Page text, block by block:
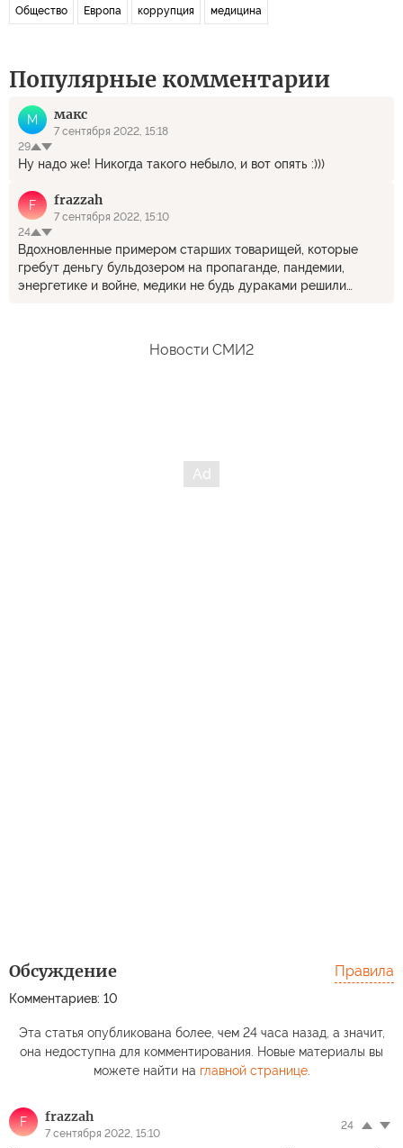
Общество Европа коррупция медицина
Популярные комментарии
М макс
7 сентября 2022, 15:18
29
Ну надо же! Никогда такого небыло, и вот опять :)))
F frazzah
7 сентября 2022, 15:10
24
Вдохновленные примером старших товарищей, которые
гребут деньгу бульдозером на пропаганде, пандемии,
энергетике и войне, медики не будь дураками решили
Новости СМИ2
Обсуждение
Комментариев: 10
Правила
Эта статья опубликована более, чем 24 часа назад, а значит,
она недоступна для комментирования. Новые материалы вы
можете найти на главной странице.
F frazzah
7 сентября 2022, 15:10
24